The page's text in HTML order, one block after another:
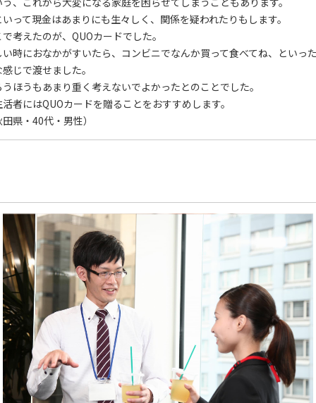
って現金はあまりにも生々しく、関係を疑われたりもします。
考えたのが、QUOカードでした。
い時におなかがすいたら、コンビニでなんか買って食べてね、といっ
じで渡せました。
ほうもあまり重く考えないでよかったとのことでした。
者にはQUOカードを贈ることをおすすめします。
県・40代・男性）